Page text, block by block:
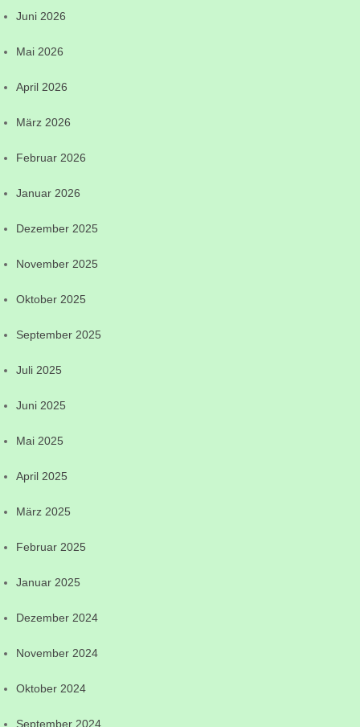
Juni 2026
Mai 2026
April 2026
März 2026
Februar 2026
Januar 2026
Dezember 2025
November 2025
Oktober 2025
September 2025
Juli 2025
Juni 2025
Mai 2025
April 2025
März 2025
Februar 2025
Januar 2025
Dezember 2024
November 2024
Oktober 2024
September 2024